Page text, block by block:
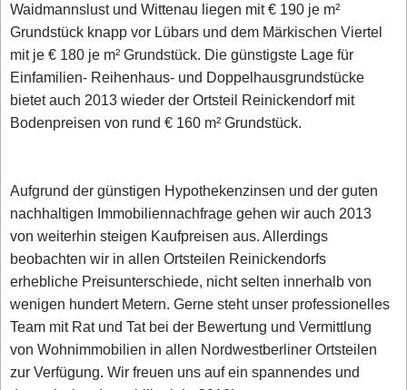
Waidmannslust und Wittenau liegen mit € 190 je m²
Grundstück knapp vor Lübars und dem Märkischen Viertel
mit je € 180 je m² Grundstück. Die günstigste Lage für
Einfamilien- Reihenhaus- und Doppelhausgrundstücke
bietet auch 2013 wieder der Ortsteil Reinickendorf mit
Bodenpreisen von rund € 160 m² Grundstück.
Aufgrund der günstigen Hypothekenzinsen und der guten
nachhaltigen Immobiliennachfrage gehen wir auch 2013
von weiterhin steigen Kaufpreisen aus. Allerdings
beobachten wir in allen Ortsteilen Reinickendorfs
erhebliche Preisunterschiede, nicht selten innerhalb von
wenigen hundert Metern. Gerne steht unser professionelles
Team mit Rat und Tat bei der Bewertung und Vermittlung
von Wohnimmobilien in allen Nordwestberliner Ortsteilen
zur Verfügung. Wir freuen uns auf ein spannendes und